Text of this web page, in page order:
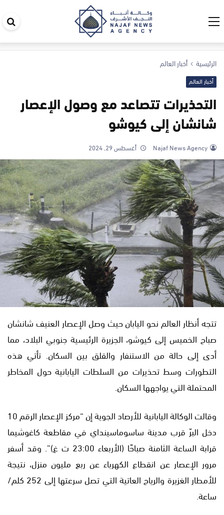
الرئيسية أخبار العالم
أخبار العالم
التحذيرات تتصاعد مع وصول الإعصار
شانشان إلى كيوشو
Najaf News Agency أغسطس 29, 2024
تتجه أنظار العالم نحو اليابان حيث وصل الإعصار العنيف شانشان
صباح الخميس إلى كيوشو، الجزيرة الرئيسية جنوبي البلاد، مما
أدى إلى حالة من الاستنفار والقلق بين السكان. تأتي هذه
التطورات وسط تحذيرات من السلطات اليابانية حول المخاطر
المحتملة التي يواجهها السكان.
وقالت الوكالة اليابانية للأرصاد الجوية إن “مركز الإعصار الرقم 10
دخل البرّ قرب مدينة ساسوماسينداي في مقاطعة كاغوشيما
قرابة الساعة الثامنة صباحًا (الأربعاء 23:00 ت غ)”. وقد أسفر
مرور الإعصار عن انقطاع الكهرباء عن ربع مليون منزل، نتيجة
للأمطار الغزيرة والرياح العاتية التي تصل سرعتها إلى 252 كلم/
ساعة.